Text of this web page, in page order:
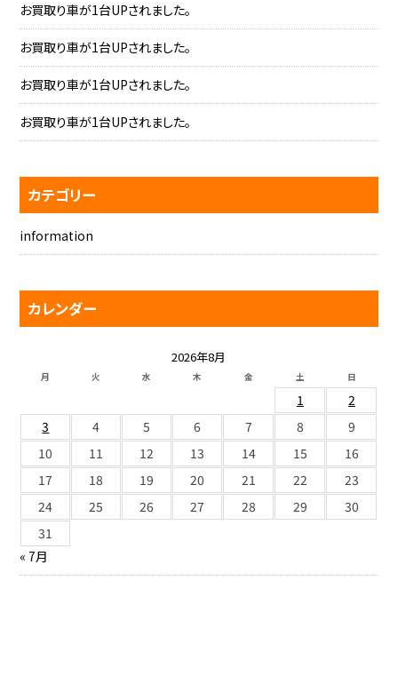
お買取り車が1台UPされました。
お買取り車が1台UPされました。
お買取り車が1台UPされました。
お買取り車が1台UPされました。
カテゴリー
information
カレンダー
2026年8月
月 火 水 木 金 土 日
1
2
3
4 5 6 7 8
9
10
11 12 13 14 15
16
17
18 19 20 21 22
23
24
25 26 27 28 29
30
31
« 7月